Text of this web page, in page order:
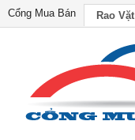
Cổng Mua Bán Rao Vặt